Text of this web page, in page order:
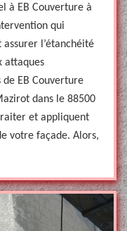
à EB Couverture à
qui
l’étanchéité
attaques
EB Couverture
dans le 88500
et appliquent
votre façade. Alors,